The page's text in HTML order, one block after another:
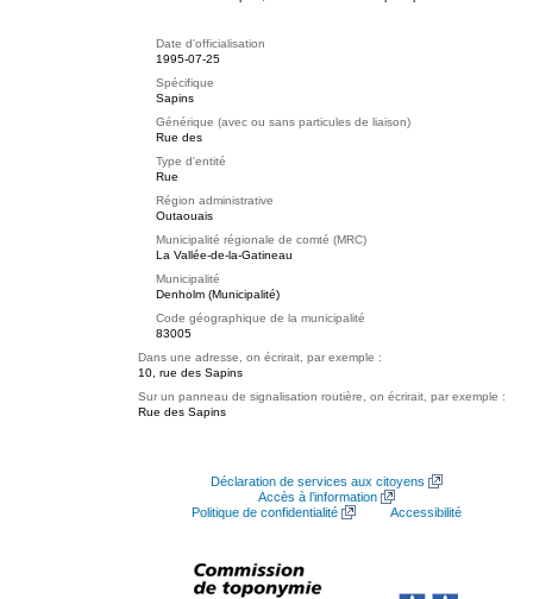
Date d'officialisation
1995-07-25
Spécifique
Sapins
Générique (avec ou sans particules de liaison)
Rue des
Type d'entité
Rue
Région administrative
Outaouais
Municipalité régionale de comté (MRC)
La Vallée-de-la-Gatineau
Municipalité
Denholm (Municipalité)
Code géographique de la municipalité
83005
Dans une adresse, on écrirait, par exemple :
10, rue des Sapins
Sur un panneau de signalisation routière, on écrirait, par exemple :
Rue des Sapins
Déclaration de services aux citoyens
Accès à l’information
Politique de confidentialité
Accessibilité